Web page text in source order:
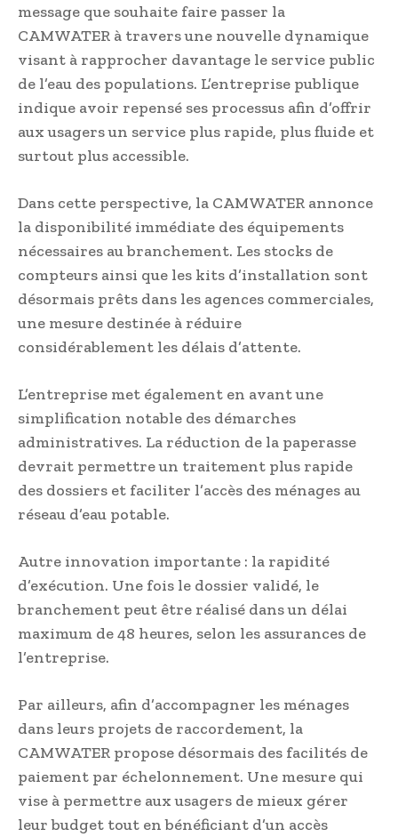
message que souhaite faire passer la
CAMWATER à travers une nouvelle dynamique
visant à rapprocher davantage le service public
de l’eau des populations. L’entreprise publique
indique avoir repensé ses processus afin d’offrir
aux usagers un service plus rapide, plus fluide et
surtout plus accessible.
Dans cette perspective, la CAMWATER annonce
la disponibilité immédiate des équipements
nécessaires au branchement. Les stocks de
compteurs ainsi que les kits d’installation sont
désormais prêts dans les agences commerciales,
une mesure destinée à réduire
considérablement les délais d’attente.
L’entreprise met également en avant une
simplification notable des démarches
administratives. La réduction de la paperasse
devrait permettre un traitement plus rapide
des dossiers et faciliter l’accès des ménages au
réseau d’eau potable.
Autre innovation importante : la rapidité
d’exécution. Une fois le dossier validé, le
branchement peut être réalisé dans un délai
maximum de 48 heures, selon les assurances de
l’entreprise.
Par ailleurs, afin d’accompagner les ménages
dans leurs projets de raccordement, la
CAMWATER propose désormais des facilités de
paiement par échelonnement. Une mesure qui
vise à permettre aux usagers de mieux gérer
leur budget tout en bénéficiant d’un accès